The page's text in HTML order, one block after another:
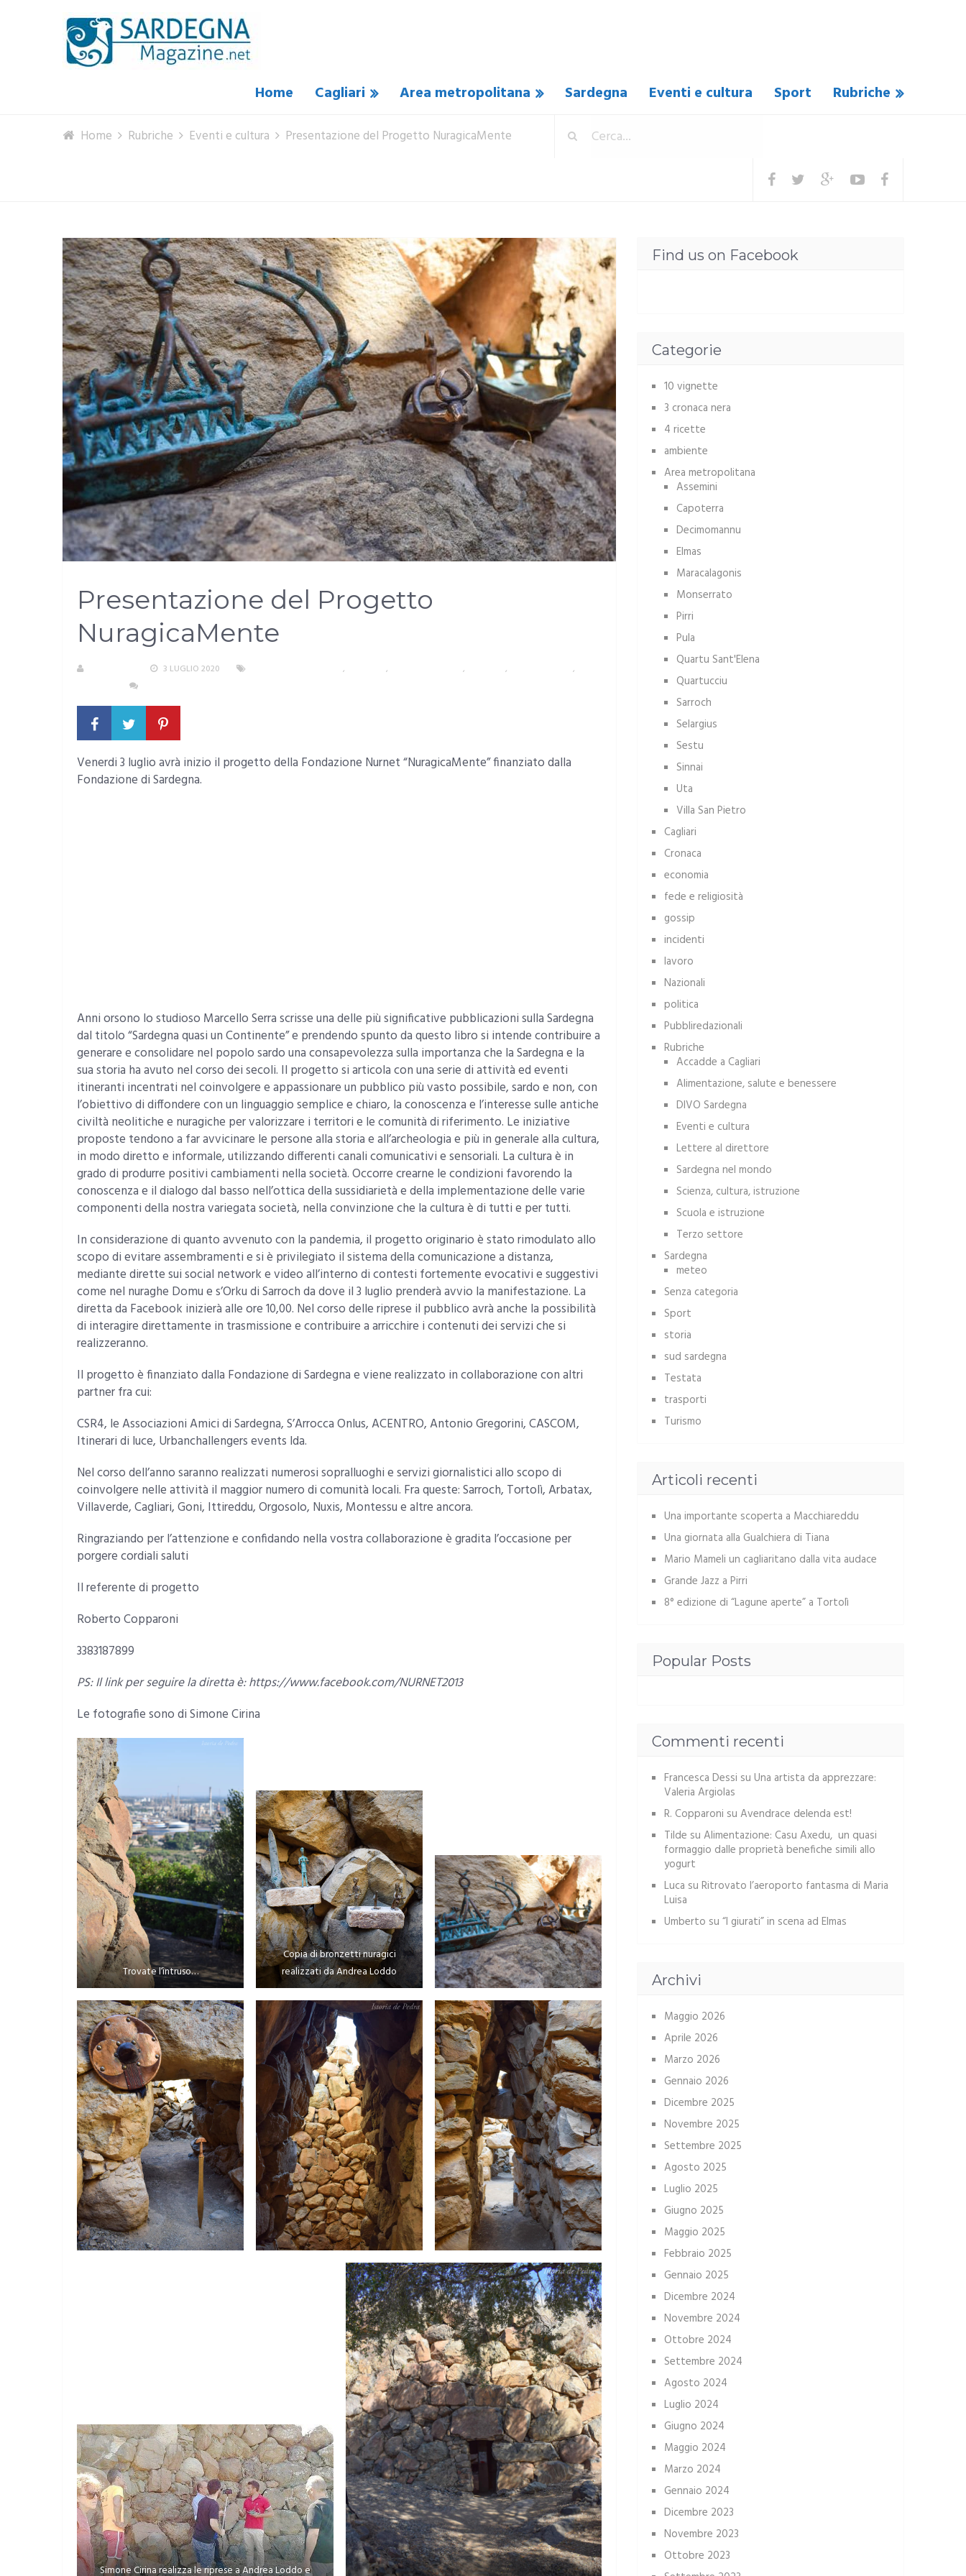
Home Cagliari Area metropolitana Sardegna Eventi e cultura Sport Rubriche
Home Rubriche Eventi e cultura Presentazione del Progetto NuragicaMente
Presentazione del Progetto
NuragicaMente
3 LUGLIO 2020 , , , ,
,
Venerdi 3 luglio avrà inizio il progetto della Fondazione Nurnet “NuragicaMente” finanziato dalla
Fondazione di Sardegna.
Anni orsono lo studioso Marcello Serra scrisse una delle più significative pubblicazioni sulla Sardegna
dal titolo “Sardegna quasi un Continente” e prendendo spunto da questo libro si intende contribuire a
generare e consolidare nel popolo sardo una consapevolezza sulla importanza che la Sardegna e la
sua storia ha avuto nel corso dei secoli. Il progetto si articola con una serie di attività ed eventi
itineranti incentrati nel coinvolgere e appassionare un pubblico più vasto possibile, sardo e non, con
l’obiettivo di diffondere con un linguaggio semplice e chiaro, la conoscenza e l’interesse sulle antiche
civiltà neolitiche e nuragiche per valorizzare i territori e le comunità di riferimento. Le iniziative
proposte tendono a far avvicinare le persone alla storia e all’archeologia e più in generale alla cultura,
in modo diretto e informale, utilizzando differenti canali comunicativi e sensoriali. La cultura è in
grado di produrre positivi cambiamenti nella società. Occorre crearne le condizioni favorendo la
conoscenza e il dialogo dal basso nell’ottica della sussidiarietà e della implementazione delle varie
componenti della nostra variegata società, nella convinzione che la cultura è di tutti e per tutti.
In considerazione di quanto avvenuto con la pandemia, il progetto originario è stato rimodulato allo
scopo di evitare assembramenti e si è privilegiato il sistema della comunicazione a distanza,
mediante dirette sui social network e video all’interno di contesti fortemente evocativi e suggestivi
come nel nuraghe Domu e s’Orku di Sarroch da dove il 3 luglio prenderà avvio la manifestazione. La
diretta da Facebook inizierà alle ore 10,00. Nel corso delle riprese il pubblico avrà anche la possibilità
di interagire direttamente in trasmissione e contribuire a arricchire i contenuti dei servizi che si
realizzeranno.
Il progetto è finanziato dalla Fondazione di Sardegna e viene realizzato in collaborazione con altri
partner fra cui:
CSR4, le Associazioni Amici di Sardegna, S’Arrocca Onlus, ACENTRO, Antonio Gregorini, CASCOM,
Itinerari di luce, Urbanchallengers events lda.
Nel corso dell’anno saranno realizzati numerosi sopralluoghi e servizi giornalistici allo scopo di
coinvolgere nelle attività il maggior numero di comunità locali. Fra queste: Sarroch, Tortolì, Arbatax,
Villaverde, Cagliari, Goni, Ittireddu, Orgosolo, Nuxis, Montessu e altre ancora.
Ringraziando per l’attenzione e confidando nella vostra collaborazione è gradita l’occasione per
porgere cordiali saluti
Il referente di progetto
Roberto Copparoni
3383187899
PS: Il link per seguire la diretta è: https://www.facebook.com/NURNET2013
Le fotografie sono di Simone Cirina
Trovate l’intruso…
Copia di bronzetti nuragici
realizzati da Andrea Loddo
Simone Cirina realizza le riprese a Andrea Loddo e
Find us on Facebook
Categorie
10 vignette
3 cronaca nera
4 ricette
ambiente
Area metropolitana
Assemini
Capoterra
Decimomannu
Elmas
Maracalagonis
Monserrato
Pirri
Pula
Quartu Sant'Elena
Quartucciu
Sarroch
Selargius
Sestu
Sinnai
Uta
Villa San Pietro
Cagliari
Cronaca
economia
fede e religiosità
gossip
incidenti
lavoro
Nazionali
politica
Pubbliredazionali
Rubriche
Accadde a Cagliari
Alimentazione, salute e benessere
DIVO Sardegna
Eventi e cultura
Lettere al direttore
Sardegna nel mondo
Scienza, cultura, istruzione
Scuola e istruzione
Terzo settore
Sardegna
meteo
Senza categoria
Sport
storia
sud sardegna
Testata
trasporti
Turismo
Articoli recenti
Una importante scoperta a Macchiareddu
Una giornata alla Gualchiera di Tiana
Mario Mameli un cagliaritano dalla vita audace
Grande Jazz a Pirri
8° edizione di “Lagune aperte” a Tortolì
Popular Posts
Commenti recenti
Francesca Dessi su Una artista da apprezzare:
Valeria Argiolas
R. Copparoni su Avendrace delenda est!
Tilde su Alimentazione: Casu Axedu, un quasi
formaggio dalle proprietà benefiche simili allo
yogurt
Luca su Ritrovato l’aeroporto fantasma di Maria
Luisa
Umberto su “I giurati” in scena ad Elmas
Archivi
Maggio 2026
Aprile 2026
Marzo 2026
Gennaio 2026
Dicembre 2025
Novembre 2025
Settembre 2025
Agosto 2025
Luglio 2025
Giugno 2025
Maggio 2025
Febbraio 2025
Gennaio 2025
Dicembre 2024
Novembre 2024
Ottobre 2024
Settembre 2024
Agosto 2024
Luglio 2024
Giugno 2024
Maggio 2024
Marzo 2024
Gennaio 2024
Dicembre 2023
Novembre 2023
Ottobre 2023